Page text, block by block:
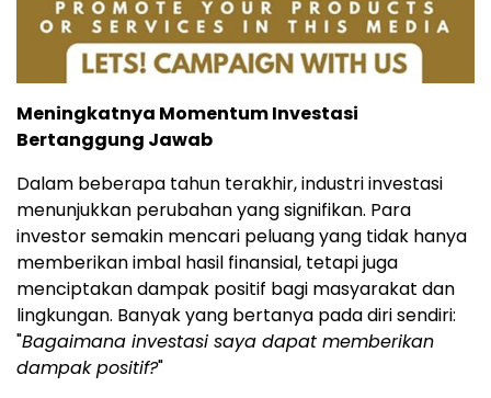
Meningkatnya Momentum Investasi
Bertanggung Jawab
Dalam beberapa tahun terakhir, industri investasi
menunjukkan perubahan yang signifikan. Para
investor semakin mencari peluang yang tidak hanya
memberikan imbal hasil finansial, tetapi juga
menciptakan dampak positif bagi masyarakat dan
lingkungan. Banyak yang bertanya pada diri sendiri:
"Bagaimana investasi saya dapat memberikan
dampak positif?"